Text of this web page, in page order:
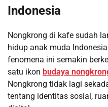
Indonesia
Nongkrong di kafe sudah
hidup anak muda
fenomena ini semakin
satu ikon budaya
Nongkrong tidak lagi
tentang identitas sosial,